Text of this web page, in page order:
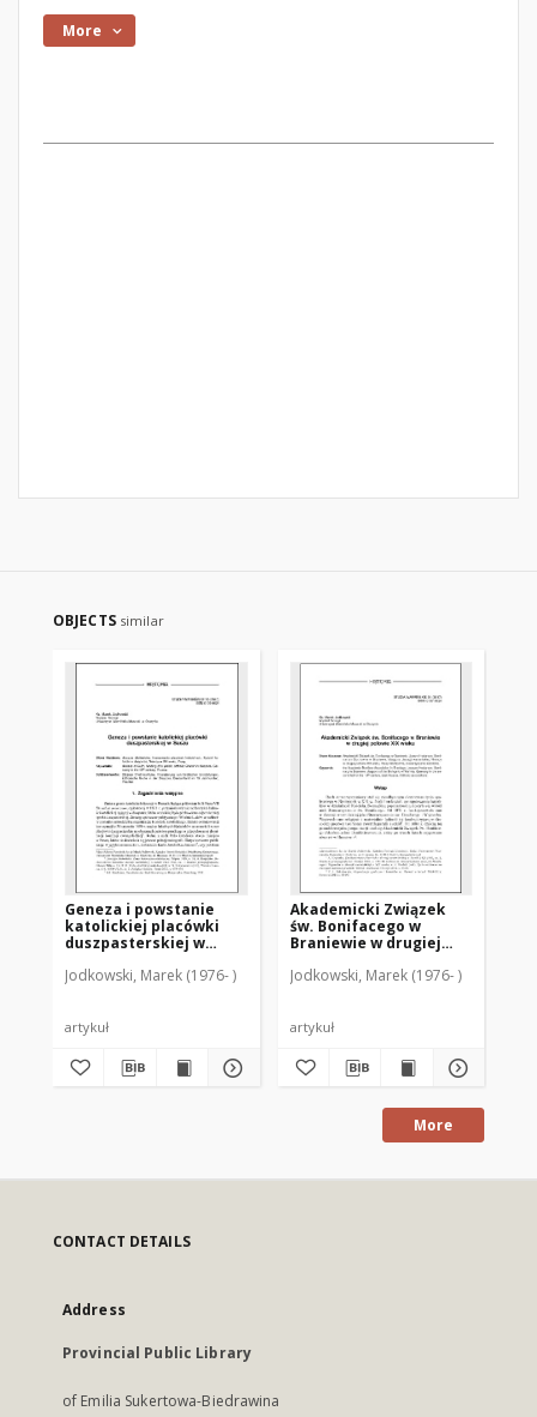
More
OBJECTS similar
Geneza i powstanie
katolickiej placówki
duszpasterskiej w
Jodkowski, Marek (1976- )
artykuł
Akademicki Związek
św. Bonifacego w
Braniewie w drugiej
Jodkowski, Marek (1976- )
artykuł
More
CONTACT DETAILS
Address
Provincial Public Library
of Emilia Sukertowa-Biedrawina